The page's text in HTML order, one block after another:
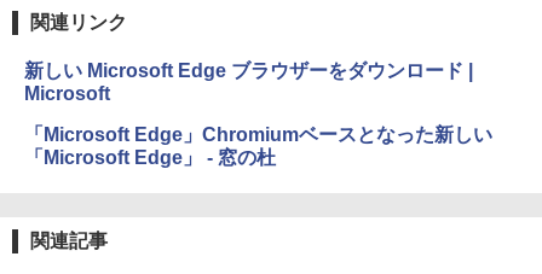
定バーチャルアイテムを含む】 【オンラ
インゲームコード】 ロブロックス | オン
￥3,200
bデザイン入門講座［第2版］
ージ、防水、7インチカラーディスプレ
イ、色調調節ライト、最大8週間持続バッ
テリー、広告無し、ブラック (2025年発
関連リンク
新しい Microsoft Edge ブラウザーをダウンロード |
Microsoft
「Microsoft Edge」Chromiumベースとなった新しい
「Microsoft Edge」 - 窓の杜
関連記事